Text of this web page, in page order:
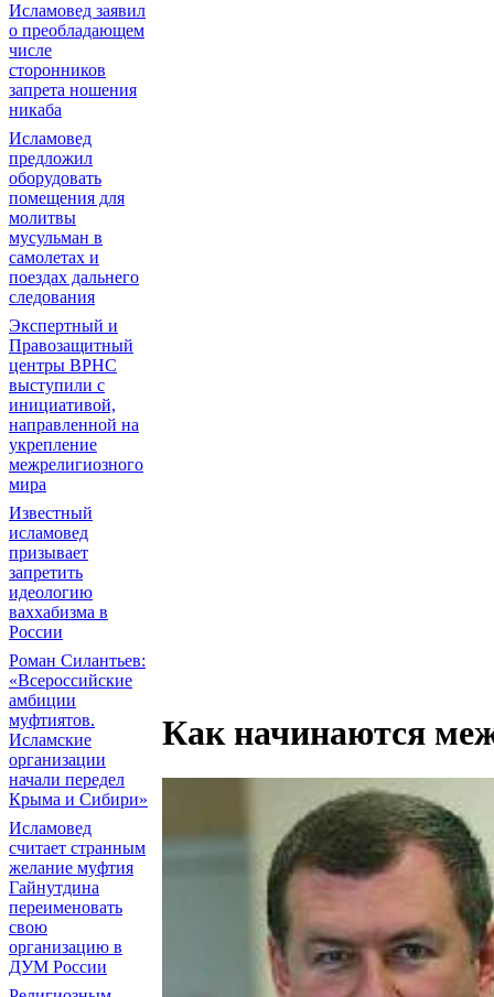
Исламовед заявил
о преобладающем
числе
сторонников
запрета ношения
никаба
Исламовед
предложил
оборудовать
помещения для
молитвы
мусульман в
самолетах и
поездах дальнего
следования
Экспертный и
Правозащитный
центры ВРНС
выступили с
инициативой,
направленной на
укрепление
межрелигиозного
мира
Известный
исламовед
призывает
запретить
идеологию
ваххабизма в
России
Роман Силантьев:
«Всероссийские
амбиции
муфтиятов.
Исламские
организации
начали передел
Крыма и Сибири»
Исламовед
считает странным
желание муфтия
Гайнутдина
переименовать
свою
организацию в
ДУМ России
Как начинаются